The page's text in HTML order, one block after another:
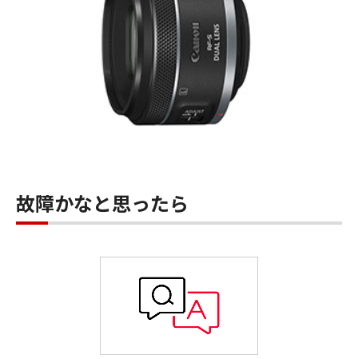
故障かなと思ったら